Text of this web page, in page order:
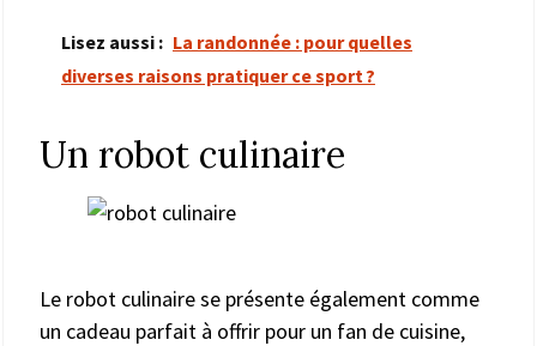
Lisez aussi : La randonnée : pour quelles
diverses raisons pratiquer ce sport ?
Un robot culinaire
Le robot culinaire se présente également comme
un cadeau parfait à offrir pour un fan de cuisine,